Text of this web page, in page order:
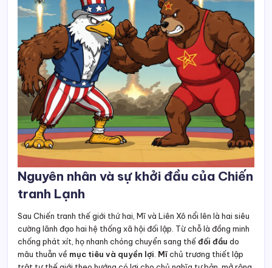
Nguyên nhân và sự khởi đầu của Chiến
tranh Lạnh
Sau Chiến tranh thế giới thứ hai, Mĩ và Liên Xô nổi lên là hai siêu
cường lãnh đạo hai hệ thống xã hội đối lập. Từ chỗ là đồng minh
chống phát xít, họ nhanh chóng chuyển sang thếđối đầu do
mâu thuẫn về mục tiêu và quyền lợi. Mĩchủ trương thiết lập